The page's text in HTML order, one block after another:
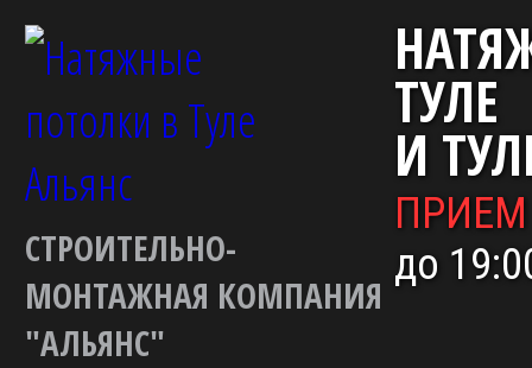
СТРОИТЕЛЬНО-
МОНТАЖНАЯ КОМПАНИЯ
"АЛЬЯНС"
ТУЛЕ
И
до